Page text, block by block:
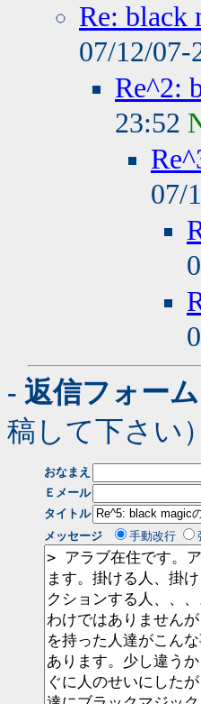
Re:
07/12/07-
Re^2:
23:52
07/
- 返信フォーム
稿して下さい）
おなまえ
Ｅメール
タイトル
メッセージ
手動改行